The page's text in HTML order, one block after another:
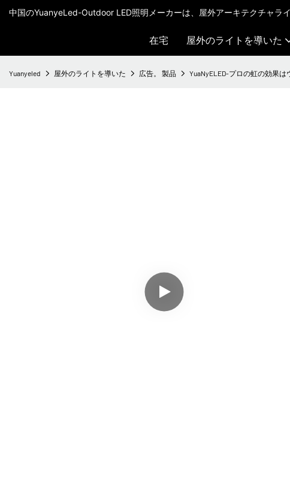
中国のYuanyeLed-Outdoor LED照明メーカーは、屋外アーキテクチャラ
在宅 屋外のライトを導いた
Yuanyeled 屋外のライトを導いた 広告。 製品 YuaNyELED-プロの虹の効果